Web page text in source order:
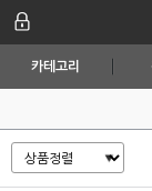
카테고리